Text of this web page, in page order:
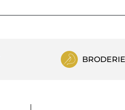
BRODERIE